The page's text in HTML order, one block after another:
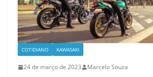
COTIDIANO KAWASAKI
24 de março de 2023 Marcelo Souza